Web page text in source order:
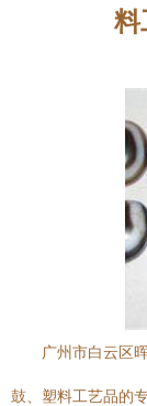
料
广州市白云区
鼓、塑料工艺品的